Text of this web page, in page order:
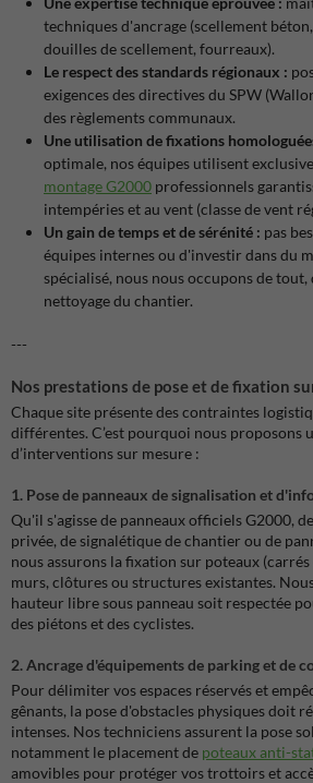
techniques d'ancrage (scellement
douilles de scellement, fourreaux).
Le respect des standards régionaux :
exigences des directives du SPW
des règlements communaux.
Une utilisation de fixations
optimale, nos équipes utilisent
montage G2000 professionnels
intempéries et au vent (classe de vent
Un gain de temps et de sérénité : pas
équipes internes ou d'investir dans du
spécialisé, nous nous occupons de tout,
nettoyage du chantier.
---
Nos prestations de pose et de fixation
Chaque site présente des contraintes
différentes. C’est pourquoi nous proposons
d’interventions sur mesure :
1. Pose de panneaux de signalisation et
Qu'il s'agisse de panneaux officiels G2000,
privée, de signalétique de chantier ou de
nous assurons la fixation sur poteaux
murs, clôtures ou structures existantes.
hauteur libre sous panneau soit respectée
des piétons et des cyclistes.
2. Ancrage d'équipements de parking et de
Pour délimiter vos espaces réservés et
gênants, la pose d'obstacles physiques doit
intenses. Nos techniciens assurent la pose
notamment le placement de poteaux anti-
amovibles pour protéger vos trottoirs et